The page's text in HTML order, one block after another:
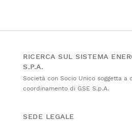
RICERCA SUL SISTEMA
S.P.A.
Società con Socio Unico soggetta a
coordinamento di GSE S.p.A.
SEDE LEGALE